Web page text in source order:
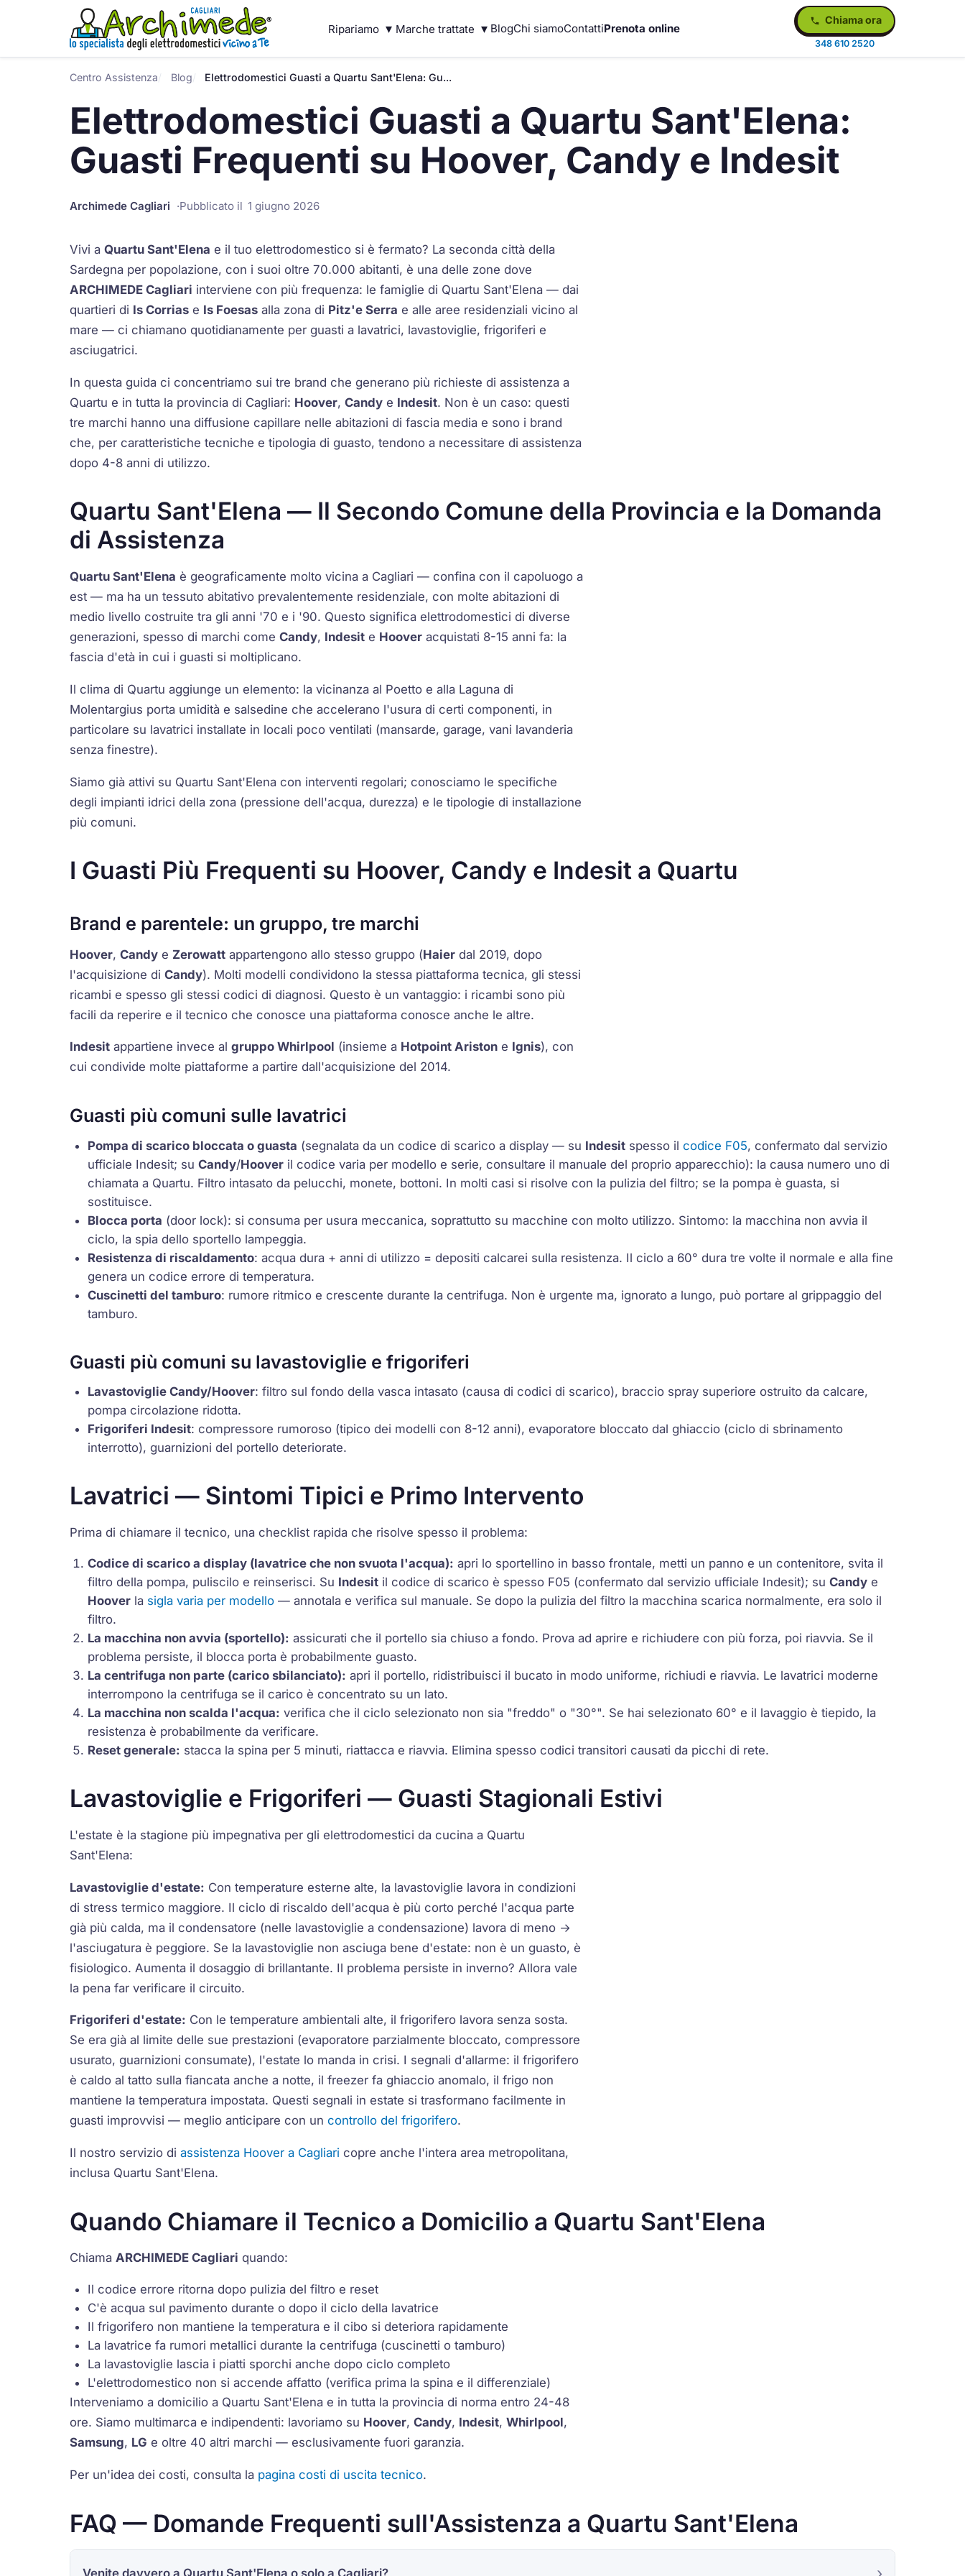
Ripariamo ▾ Marche trattate ▾ BlogChi siamoContattiPrenota online
Chiama ora
348 610 2520
Centro Assistenza Blog Elettrodomestici Guasti a Quartu Sant'Elena: Gu...
Elettrodomestici Guasti a Quartu Sant'Elena:
Guasti Frequenti su Hoover, Candy e Indesit
Archimede Cagliari Pubblicato il 1 giugno 2026
Vivi aQuartu Sant'Elena e il tuo elettrodomestico si è fermato? La seconda città della
Sardegna per popolazione, con i suoi oltre 70.000 abitanti, è una delle zone dove
ARCHIMEDE Cagliari interviene con più frequenza: le famiglie di Quartu Sant'Elena — dai
quartieri di Is Corrias e Is Foesas alla zona di Pitz'e Serra e alle aree residenziali vicino al
mare — ci chiamano quotidianamente per guasti a lavatrici, lavastoviglie, frigoriferi e
asciugatrici.
In questa guida ci concentriamo sui tre brand che generano più richieste di assistenza a
Quartu e in tutta la provincia di Cagliari: Hoover,Candy e Indesit. Non è un caso: questi
tre marchi hanno una diffusione capillare nelle abitazioni di fascia media e sono i brand
che, per caratteristiche tecniche e tipologia di guasto, tendono a necessitare di assistenza
dopo 4-8 anni di utilizzo.
Quartu Sant'Elena — Il Secondo Comune della Provincia e la Domanda
di Assistenza
Quartu Sant'Elena è geograficamente molto vicina a Cagliari — confina con il capoluogo a
est — ma ha un tessuto abitativo prevalentemente residenziale, con molte abitazioni di
medio livello costruite tra gli anni '70 e i '90. Questo significa elettrodomestici di diverse
generazioni, spesso di marchi comeCandy, Indesit e Hoover acquistati 8-15 anni fa: la
fascia d'età in cui i guasti si moltiplicano.
Il clima di Quartu aggiunge un elemento: la vicinanza al Poetto e alla Laguna di
Molentargius porta umidità e salsedine che accelerano l'usura di certi componenti, in
particolare su lavatrici installate in locali poco ventilati (mansarde, garage, vani lavanderia
senza finestre).
Siamo già attivi su Quartu Sant'Elena con interventi regolari; conosciamo le specifiche
degli impianti idrici della zona (pressione dell'acqua, durezza) e le tipologie di installazione
più comuni.
I Guasti Più Frequenti su Hoover, Candy e Indesit a Quartu
Brand e parentele: un gruppo, tre marchi
Hoover,Candy e Zerowatt appartengono allo stesso gruppo (Haier dal 2019, dopo
l'acquisizione diCandy). Molti modelli condividono la stessa piattaforma tecnica, gli stessi
ricambi e spesso gli stessi codici di diagnosi. Questo è un vantaggio: i ricambi sono più
facili da reperire e il tecnico che conosce una piattaforma conosce anche le altre.
Indesit appartiene invece algruppo Whirlpool (insieme a Hotpoint Ariston e Ignis), con
cui condivide molte piattaforme a partire dall'acquisizione del 2014.
Guasti più comuni sulle lavatrici
Pompa di scarico bloccata o guasta (segnalata da un codice di scarico a display — su Indesit spesso ilcodice F05, confermato dal servizio
ufficiale Indesit; suCandy/Hoover il codice varia per modello e serie, consultare il manuale del proprio apparecchio): la causa numero uno di
chiamata a Quartu. Filtro intasato da pelucchi, monete, bottoni. In molti casi si risolve con la pulizia del filtro; se la pompa è guasta, si
sostituisce.
Blocca porta (door lock): si consuma per usura meccanica, soprattutto su macchine con molto utilizzo. Sintomo: la macchina non avvia il
ciclo, la spia dello sportello lampeggia.
Resistenza di riscaldamento: acqua dura + anni di utilizzo = depositi calcarei sulla resistenza. Il ciclo a 60° dura tre volte il normale e alla fine
genera un codice errore di temperatura.
Cuscinetti del tamburo: rumore ritmico e crescente durante la centrifuga. Non è urgente ma, ignorato a lungo, può portare al grippaggio del
tamburo.
Guasti più comuni su lavastoviglie e frigoriferi
Lavastoviglie Candy/Hoover: filtro sul fondo della vasca intasato (causa di codici di scarico), braccio spray superiore ostruito da calcare,
pompa circolazione ridotta.
Frigoriferi Indesit: compressore rumoroso (tipico dei modelli con 8-12 anni), evaporatore bloccato dal ghiaccio (ciclo di sbrinamento
interrotto), guarnizioni del portello deteriorate.
Lavatrici — Sintomi Tipici e Primo Intervento
Prima di chiamare il tecnico, una checklist rapida che risolve spesso il problema:
Codice di scarico a display (lavatrice che non svuota l'acqua): apri lo sportellino in basso frontale, metti un panno e un contenitore, svita il
filtro della pompa, puliscilo e reinserisci. Su Indesit il codice di scarico è spesso F05 (confermato dal servizio ufficiale Indesit); suCandy e
Hoover la sigla varia per modello — annotala e verifica sul manuale. Se dopo la pulizia del filtro la macchina scarica normalmente, era solo il
filtro.
La macchina non avvia (sportello): assicurati che il portello sia chiuso a fondo. Prova ad aprire e richiudere con più forza, poi riavvia. Se il
problema persiste, il blocca porta è probabilmente guasto.
La centrifuga non parte (carico sbilanciato): apri il portello, ridistribuisci il bucato in modo uniforme, richiudi e riavvia. Le lavatrici moderne
interrompono la centrifuga se il carico è concentrato su un lato.
La macchina non scalda l'acqua: verifica che il ciclo selezionato non sia "freddo" o "30°". Se hai selezionato 60° e il lavaggio è tiepido, la
resistenza è probabilmente da verificare.
Reset generale: stacca la spina per 5 minuti, riattacca e riavvia. Elimina spesso codici transitori causati da picchi di rete.
Lavastoviglie e Frigoriferi — Guasti Stagionali Estivi
L'estate è la stagione più impegnativa per gli elettrodomestici da cucina a Quartu
Sant'Elena:
Lavastoviglie d'estate: Con temperature esterne alte, la lavastoviglie lavora in condizioni
di stress termico maggiore. Il ciclo di riscaldo dell'acqua è più corto perché l'acqua parte
già più calda, ma il condensatore (nelle lavastoviglie a condensazione) lavora di meno →
l'asciugatura è peggiore. Se la lavastoviglie non asciuga bene d'estate: non è un guasto, è
fisiologico. Aumenta il dosaggio di brillantante. Il problema persiste in inverno? Allora vale
la pena far verificare il circuito.
Frigoriferi d'estate: Con le temperature ambientali alte, il frigorifero lavora senza sosta.
Se era già al limite delle sue prestazioni (evaporatore parzialmente bloccato, compressore
usurato, guarnizioni consumate), l'estate lo manda in crisi. I segnali d'allarme: il frigorifero
è caldo al tatto sulla fiancata anche a notte, il freezer fa ghiaccio anomalo, il frigo non
mantiene la temperatura impostata. Questi segnali in estate si trasformano facilmente in
guasti improvvisi — meglio anticipare con uncontrollo del frigorifero.
Il nostro servizio diassistenza Hoover a Cagliari copre anche l'intera area metropolitana,
inclusa Quartu Sant'Elena.
Quando Chiamare il Tecnico a Domicilio a Quartu Sant'Elena
ChiamaARCHIMEDE Cagliari quando:
Il codice errore ritorna dopo pulizia del filtro e reset
C'è acqua sul pavimento durante o dopo il ciclo della lavatrice
Il frigorifero non mantiene la temperatura e il cibo si deteriora rapidamente
La lavatrice fa rumori metallici durante la centrifuga (cuscinetti o tamburo)
La lavastoviglie lascia i piatti sporchi anche dopo ciclo completo
L'elettrodomestico non si accende affatto (verifica prima la spina e il differenziale)
Interveniamo a domicilio a Quartu Sant'Elena e in tutta la provincia di norma entro 24-48
ore. Siamo multimarca e indipendenti: lavoriamo su Hoover,Candy, Indesit,Whirlpool,
Samsung, LG e oltre 40 altri marchi — esclusivamente fuori garanzia.
Per un'idea dei costi, consulta la pagina costi di uscita tecnico.
FAQ — Domande Frequenti sull'Assistenza a Quartu Sant'Elena
Venite davvero a Quartu Sant'Elena o solo a Cagliari?